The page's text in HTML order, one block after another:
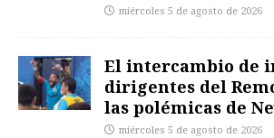
miércoles 5 de agosto de 2026
El intercambio de
dirigentes del
las polémicas de
miércoles 5 de agosto de 2026